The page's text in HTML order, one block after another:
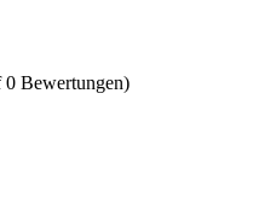
0 Bewertungen)